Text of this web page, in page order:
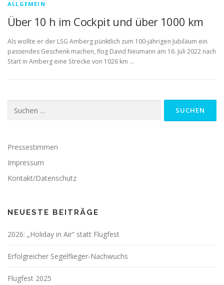
ALLGEMEIN
Über 10 h im Cockpit und über 1000 km
Als wollte er der LSG Amberg pünktlich zum 100-jährigen Jubiläum ein
passendes Geschenk machen, flog David Neumann am 16. Juli 2022 nach
Start in Amberg eine Strecke von 1026 km …
nach:
Pressestimmen
Impressum
Kontakt/Datenschutz
NEUESTE BEITRÄGE
2026: „Holiday in Air“ statt Flugfest
Erfolgreicher Segelflieger-Nachwuchs
Flugfest 2025